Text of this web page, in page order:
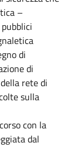
–
di
di
rete di
sulla
con la
dal